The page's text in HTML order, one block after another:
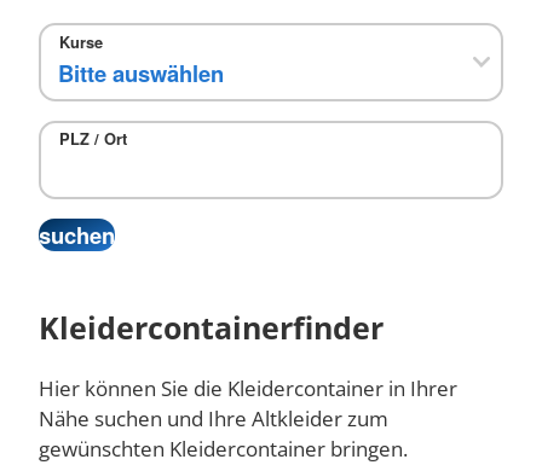
Kurse
PLZ / Ort
Kleidercontainerfinder
Hier können Sie die Kleidercontainer in Ihrer
Nähe suchen und Ihre Altkleider zum
gewünschten Kleidercontainer bringen.